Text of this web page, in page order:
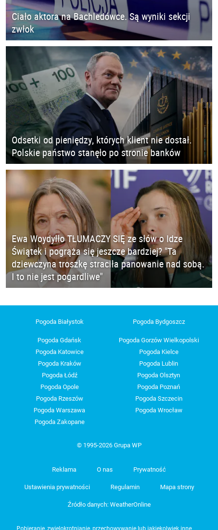
Ciało aktora na Bachledówce. Są wyniki sekcji
zwłok
Odsetki od pieniędzy, których klient nie dostał.
Polskie państwo stanęło po stronie banków
Ewa Woydyłło TŁUMACZY SIĘ ze słów o Idze
Świątek i pogrąża się jeszcze bardziej? "Ta
dziewczyna troszkę straciła panowanie nad sobą.
I to nie jest pogardliwe"
Pogoda Białystok Pogoda Bydgoszcz
Pogoda Gdańsk
Pogoda Gorzów Wielkopolski
Pogoda Katowice
Pogoda Kielce
Pogoda Kraków
Pogoda Lublin
Pogoda Łódź
Pogoda Olsztyn
Pogoda Opole
Pogoda Poznań
Pogoda Rzeszów
Pogoda Szczecin
Pogoda Warszawa
Pogoda Wrocław
Pogoda Zakopane
© 1995-2026 Grupa WP
Reklama O nas Prywatność
Ustawienia prywatności Regulamin Mapa strony
Źródło danych: WeatherOnline
Pobieranie, zwielokrotnianie, przechowywanie lub jakiekolwiek inne